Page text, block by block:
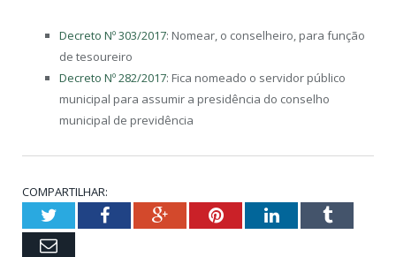
Decreto Nº 303/2017: Nomear, o conselheiro, para função
de tesoureiro
Decreto Nº 282/2017: Fica nomeado o servidor público
municipal para assumir a presidência do conselho
municipal de previdência
COMPARTILHAR:
TwitterFacebookGoogle+PinterestLinkedInTumblr
Email